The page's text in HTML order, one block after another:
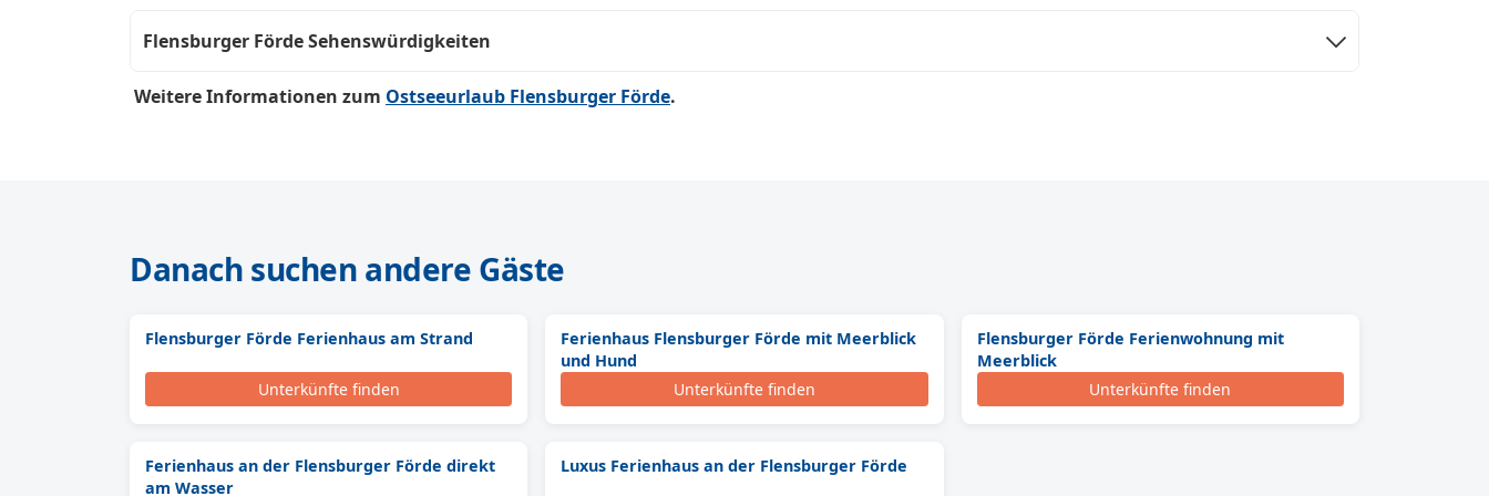
Flensburger Förde Sehenswürdigkeiten
Weitere Informationen zum Ostseeurlaub Flensburger Förde.
Danach suchen andere Gäste
Flensburger Förde Ferienhaus am Strand
Unterkünfte finden
Ferienhaus Flensburger Förde mit Meerblick
und Hund
Unterkünfte finden
Flensburger Förde Ferienwohnung mit
Meerblick
Unterkünfte finden
Ferienhaus an der Flensburger Förde direkt
am Wasser
Luxus Ferienhaus an der Flensburger Förde